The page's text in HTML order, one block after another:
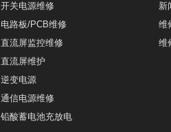
开关电源维修
电路板/PCB维修
直流屏监控维修
直流屏维护
逆变电源
通信电源维修
铅酸蓄电池充放电
新
维
维